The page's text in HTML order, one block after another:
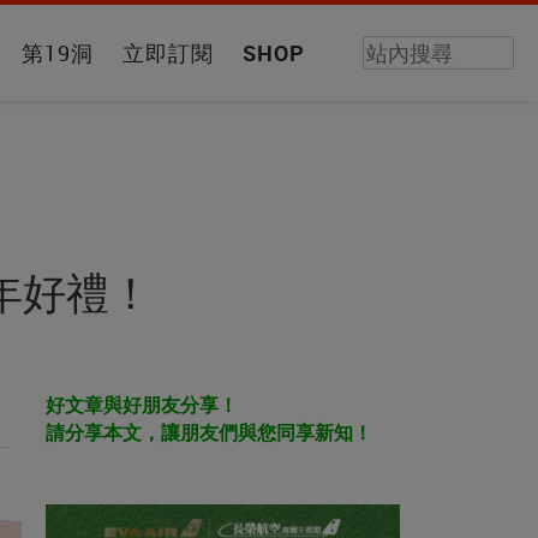
第19洞 立即訂閱 SHOP
禮！
好文章與好朋友分享！
請分享本文，讓朋友們與您同享新知！